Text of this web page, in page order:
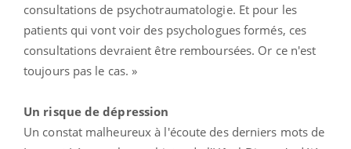
consultations de psychotraumatologie. Et pour les
patients qui vont voir des psychologues formés, ces
consultations devraient être remboursées. Or ce n'est
toujours pas le cas. »
Un risque de dépression
Un constat malheureux à l'écoute des derniers mots de